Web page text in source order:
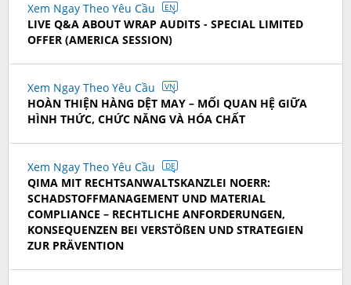
Xem Ngay Theo Yêu Cầu EN
LIVE Q&A ABOUT WRAP AUDITS - SPECIAL LIMITED
OFFER (AMERICA SESSION)
Xem Ngay Theo Yêu Cầu VN
HOÀN THIỆN HÀNG DỆT MAY – MỐI QUAN HỆ GIỮA
HÌNH THỨC, CHỨC NĂNG VÀ HÓA CHẤT
Xem Ngay Theo Yêu Cầu DE
QIMA MIT RECHTSANWALTSKANZLEI NOERR:
SCHADSTOFFMANAGEMENT UND MATERIAL
COMPLIANCE – RECHTLICHE ANFORDERUNGEN,
KONSEQUENZEN BEI VERSTÖßEN UND STRATEGIEN
ZUR PRÄVENTION